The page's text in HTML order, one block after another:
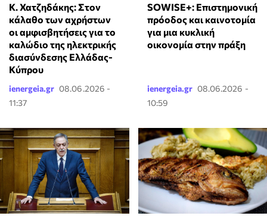
Κ. Χατζηδάκης: Στον
κάλαθο των αχρήστων
οι αμφισβητήσεις για το
καλώδιο της ηλεκτρικής
διασύνδεσης Ελλάδας-
Κύπρου
ienergeia.gr 08.06.2026 -
11:37
SOWISE+: Επιστημονική
πρόοδος και καινοτομία
για μια κυκλική
οικονομία στην πράξη
ienergeia.gr 08.06.2026 -
10:59